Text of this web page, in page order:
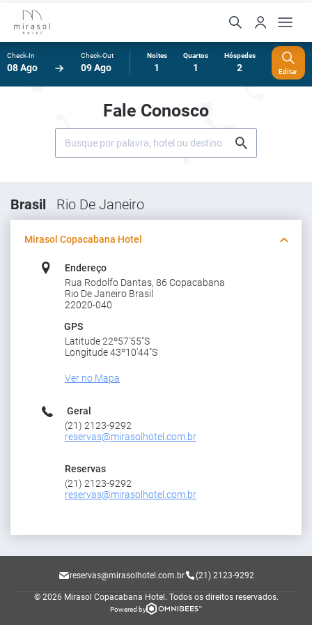
Check-In
08 Ago
Check-Out
09 Ago
Noites
1
Quartos
1
Hóspedes
2 Editar
Fale Conosco
Brasil Rio De Janeiro
Mirasol Copacabana Hotel
Endereço
Rua Rodolfo Dantas, 86 Copacabana
Rio De Janeiro Brasil
22020-040
GPS
Latitude 22º57'55"S
Longitude 43º10'44"S
Ver no Mapa
Geral
(21) 2123-9292
reservas@mirasolhotel.com.br
Reservas
(21) 2123-9292
reservas@mirasolhotel.com.br
reservas@mirasolhotel.com.br (21) 2123-9292
© 2026 Mirasol Copacabana Hotel. Todos os direitos reservados.
Powered by